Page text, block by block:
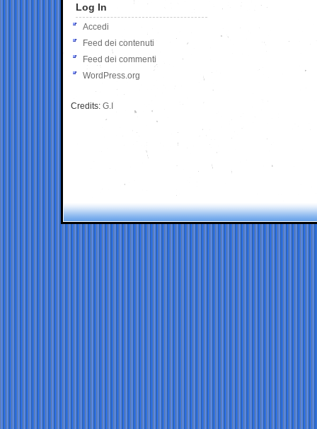
Log In
Accedi
Feed dei contenuti
Feed dei commenti
WordPress.org
Credits: G.I